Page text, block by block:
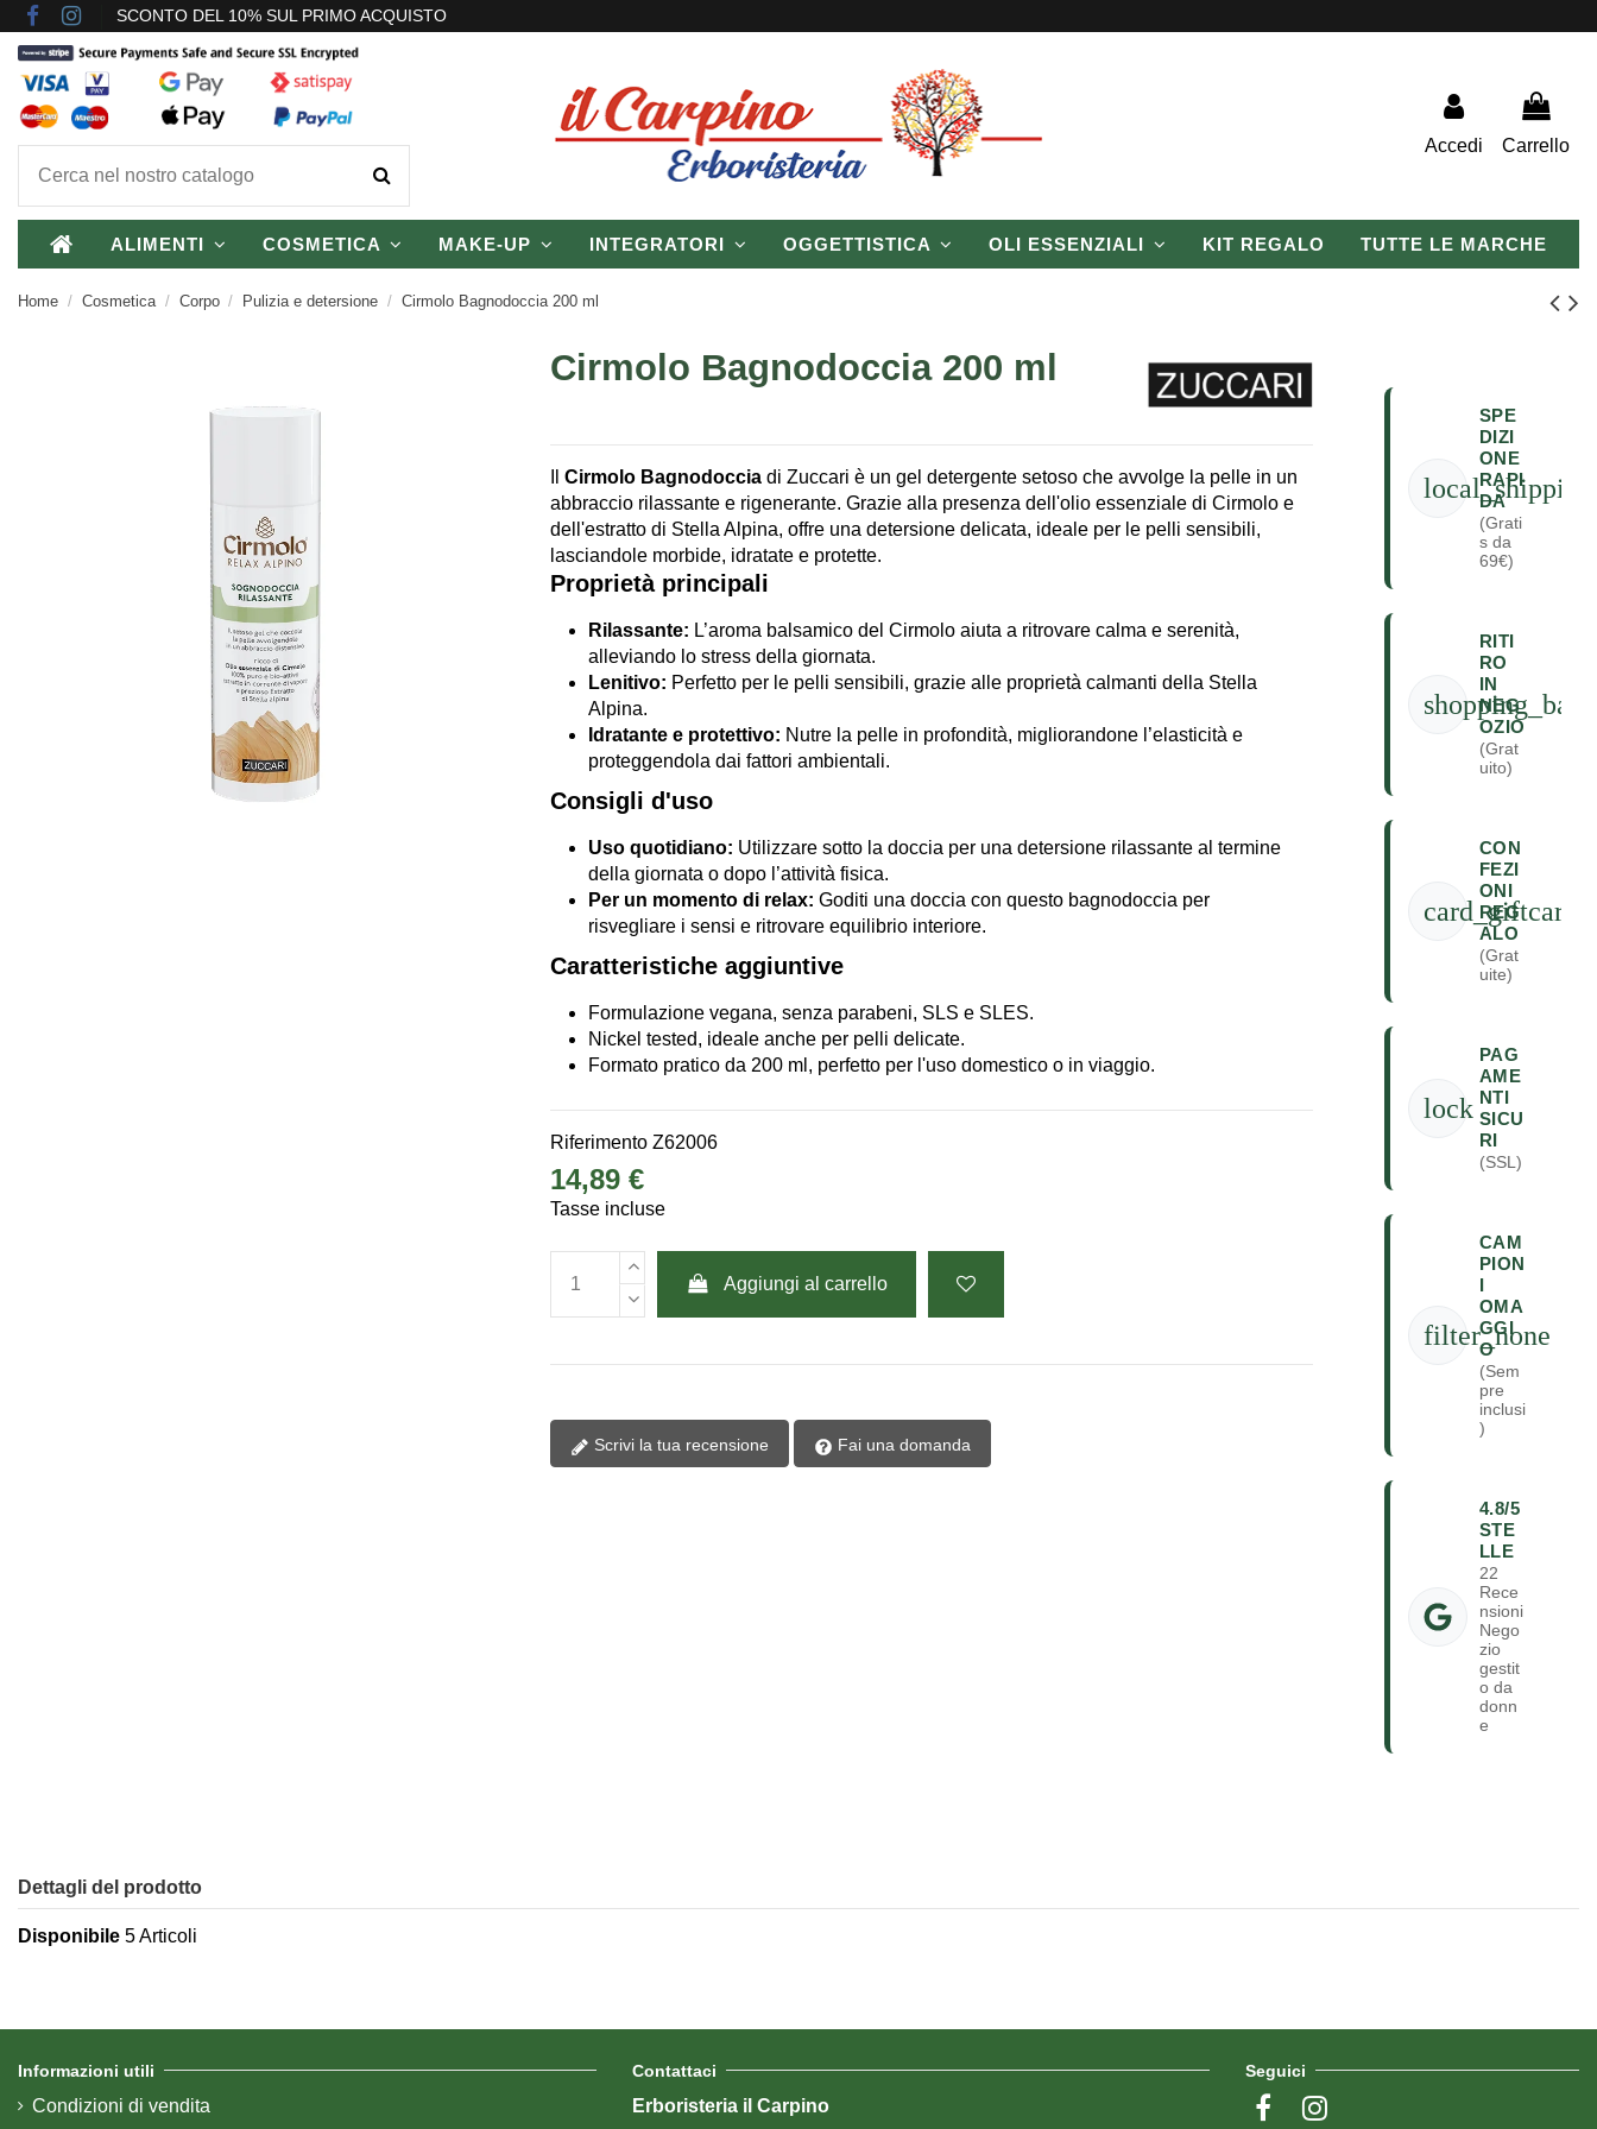
SCONTO DEL 10% SUL PRIMO ACQUISTO
Accedi Carrello
ALIMENTI COSMETICA MAKE-UP INTEGRATORI OGGETTISTICA OLI ESSENZIALI KIT REGALO TUTTE LE MARCHE
Home Cosmetica Corpo Pulizia e detersione Cirmolo Bagnodoccia 200 ml
Cirmolo Bagnodoccia 200 ml
Cirmolo Bagnodocciadi Zuccari è un gel detergente setoso che avvolge la pelle in un
abbraccio rilassante e rigenerante. Grazie alla presenza dell'olio essenziale di Cirmolo e
dell'estratto di Stella Alpina, offre una detersione delicata, ideale per le pelli sensibili,
lasciandole morbide, idratate e protette.
Proprietà principali
Rilassante: L’aroma balsamico del Cirmolo aiuta a ritrovare calma e serenità,
alleviando lo stress della giornata.
Lenitivo: Perfetto per le pelli sensibili, grazie alle proprietà calmanti della Stella
Alpina.
Idratante e protettivo: Nutre la pelle in profondità, migliorandone l’elasticità e
proteggendola dai fattori ambientali.
Consigli d'uso
Uso quotidiano: Utilizzare sotto la doccia per una detersione rilassante al termine
della giornata o dopo l’attività fisica.
Per un momento di relax: Goditi una doccia con questo bagnodoccia per
risvegliare i sensi e ritrovare equilibrio interiore.
Caratteristiche aggiuntive
Formulazione vegana, senza parabeni, SLS e SLES.
Nickel tested, ideale anche per pelli delicate.
Formato pratico da 200 ml, perfetto per l'uso domestico o in viaggio.
Riferimento Z62006
14,89 €
Tasse incluse
Aggiungi al carrello
Scrivi la tua recensione Fai una domanda
local_shipping
SPE
DIZI
ONE
RAPI
DA
(Grati
s da
69€)
shopping_bag
RITI
RO
IN
NEG
OZIO
(Grat
uito)
card_giftcard
CON
FEZI
ONI
REG
ALO
(Grat
uite)
lock
PAG
AME
NTI
SICU
RI
(SSL)
filter_none
CAM
PION
I
OMA
GGI
O
(Sem
pre
inclusi
)
4.8/5
STE
LLE
22
Rece
nsioni
Nego
zio
gestit
o da
donn
e
Dettagli del prodotto
Disponibile 5 Articoli
Informazioni utili
Condizioni di vendita
Contattaci
Erboristeria il Carpino
Seguici